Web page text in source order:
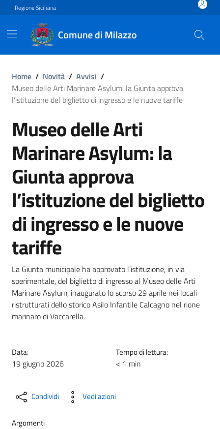
Vai ai contenuti
Vai al footer
Regione Siciliana
Comune di Milazzo
Museo delle Arti Marinare
Home / Novità / Avvisi /
Museo delle Arti Marinare Asylum: la Giunta approva
l’istituzione del biglietto di ingresso e le nuove tariffe
Museo delle Arti
Marinare Asylum: la
Giunta approva
l’istituzione del biglietto
di ingresso e le nuove
tariffe
La Giunta municipale ha approvato l’istituzione, in via
sperimentale, del biglietto di ingresso al Museo delle Arti
Marinare Asylum, inaugurato lo scorso 29 aprile nei locali
ristrutturati dello storico Asilo Infantile Calcagno nel rione
marinaro di Vaccarella.
Data:
19 giugno 2026
Tempo di lettura:
< 1 min
Condividi Vedi azioni
Argomenti